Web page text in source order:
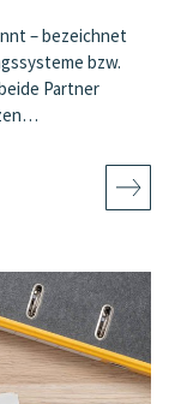
– bezeichnet
bzw.
Partner